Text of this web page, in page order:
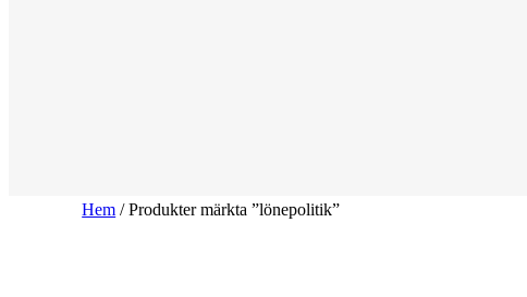
Hem / Produkter märkta ”lönepolitik”